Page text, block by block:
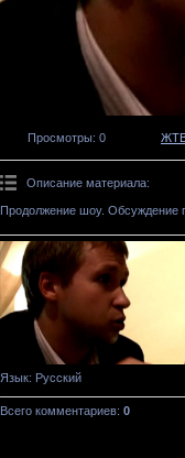
Просмотры: 0
Описание материала:
Продолжение шоу. Обсуждение
Язык: Русский
Всего комментариев: 0